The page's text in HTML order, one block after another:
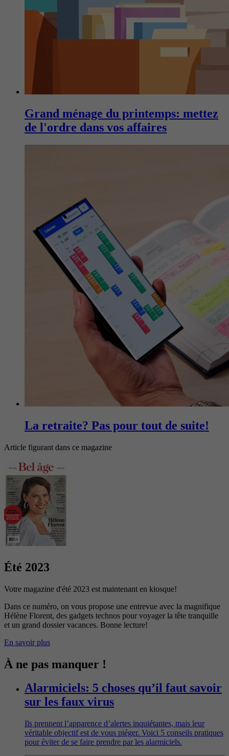
Grand ménage du printemps: mettez
de l'ordre dans vos affaires
La retraite? Pas pour tout de suite!
Article figurant dans ce magazine
Été 2023
Votre magazine d'été 2023 est maintenant en kiosque!
Dans ce numéro, on vous propose une entrevue avec la magnifique
Hélène Florent, des gadgets technos pour voyager la tête tranquille
et un grand dossier vacances. Bonne lecture!
En savoir plus
À ne pas manquer !
Alarmiciels: 5 choses qu’il faut savoir
sur les faux virus
Ils prennent l’apparence d’alertes inquiétantes, mais leur
véritable objectif est de vous piéger. Voici 5 conseils pratiques
pour éviter de se faire prendre par les alarmiciels.